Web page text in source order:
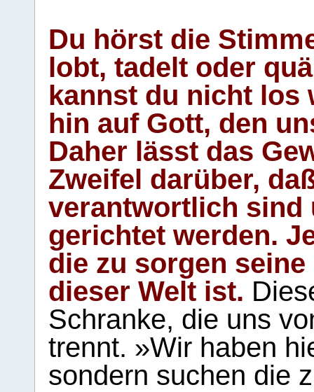
Du hörst die
lobt, tadelt oder
kannst du nicht los
hin auf Gott, den
Daher lässt das
Zweifel darüber,
verantwortlich sind
gerichtet werden.
die zu sorgen
dieser Welt ist.
Schranke, die uns
trennt. »Wir haben
sondern suchen die